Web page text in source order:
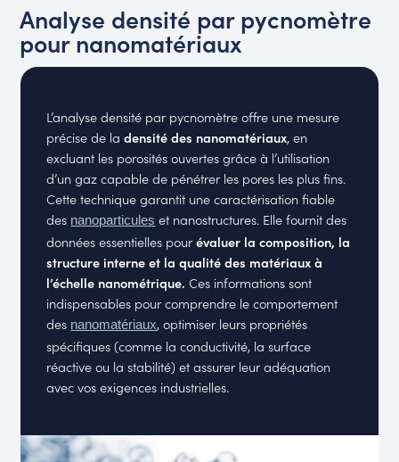
Analyse densité par pycnomètre
pour nanomatériaux
L’analyse densité par pycnomètre offre une mesure
précise de la densité des nanomatériaux, en
excluant les porosités ouvertes grâce à l’utilisation
d’un gaz capable de pénétrer les pores les plus fins.
Cette technique garantit une caractérisation fiable
des nanoparticules et nanostructures. Elle fournit des
données essentielles pourévaluer la composition, la
structure interne et la qualité des matériaux à
l’échelle nanométrique. Ces informations sont
indispensables pour comprendre le comportement
des nanomatériaux, optimiser leurs propriétés
spécifiques (comme la conductivité, la surface
réactive ou la stabilité) et assurer leur adéquation
avec vos exigences industrielles.